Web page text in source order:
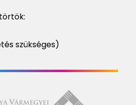
szükséges)